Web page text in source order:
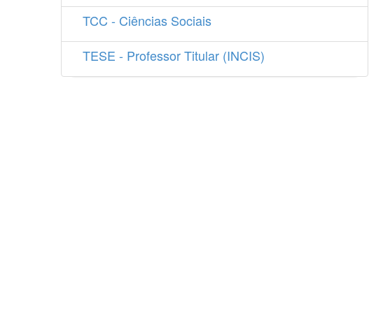
TCC - Ciências Sociais
TESE - Professor Titular (INCIS)